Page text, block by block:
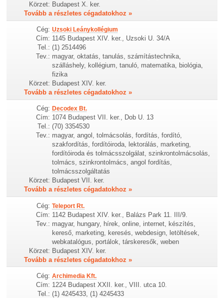
Körzet: Budapest X. ker.
Tovább a részletes cégadatokhoz »
Cég: Uzsoki Leánykollégium
Cím: 1145 Budapest XIV. ker., Uzsoki U. 34/A
Tel.: (1) 2514496
Tev.: magyar, oktatás, tanulás, számítástechnika,
szálláshely, kollégium, tanuló, matematika, biológia,
fizika
Körzet: Budapest XIV. ker.
Tovább a részletes cégadatokhoz »
Cég: Decodex Bt.
Cím: 1074 Budapest VII. ker., Dob U. 13
Tel.: (70) 3354530
Tev.: magyar, angol, tolmácsolás, fordítás, fordító,
szakfordítás, fordítóiroda, lektorálás, marketing,
fordítóiroda és tolmácsszolgálat, szinkrontolmácsolás,
tolmács, szinkrontolmács, angol fordítás,
tolmácsszolgáltatás
Körzet: Budapest VII. ker.
Tovább a részletes cégadatokhoz »
Cég: Teleport Rt.
Cím: 1142 Budapest XIV. ker., Balázs Park 11. III/9.
Tev.: magyar, hungary, hírek, online, internet, készítés,
kereső, marketing, keresés, webdesign, letöltések,
webkatalógus, portálok, társkeresők, weben
Körzet: Budapest XIV. ker.
Tovább a részletes cégadatokhoz »
Cég: Archimedia Kft.
Cím: 1224 Budapest XXII. ker., VIII. utca 10.
Tel.: (1) 4245433, (1) 4245433